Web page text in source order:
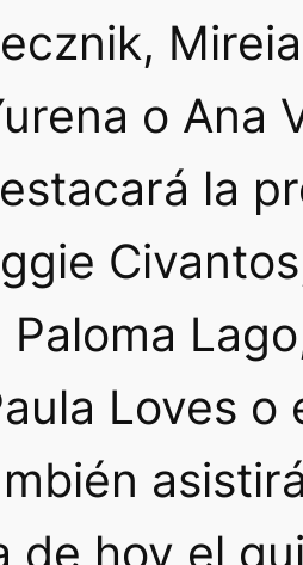
o Ana
la
Loves
de hoy el